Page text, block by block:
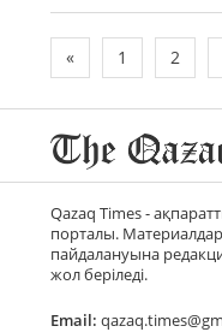
« 1 2
Qazaq Times -
порталы.
пайдалануына
жол беріледі.
Email: